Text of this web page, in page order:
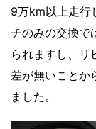
9万km以上走行
チのみの交換で
られますし、リ
差が無いことか
ました。